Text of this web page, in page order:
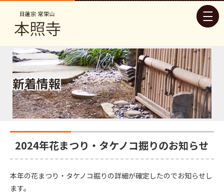
新着情報
2024年花まつり・タケノコ掘りのお知らせ
本年の花まつり・タケノコ掘りの詳細が確定したのでお知らせし
ます。